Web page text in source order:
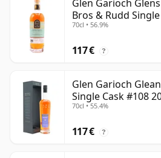
Glen Garioch
Bros & Rudd
Jahre alt
70cl • 56.9%
117 € ?
Glen Garioch
Single Cask #108
70cl • 55.4%
117 € ?